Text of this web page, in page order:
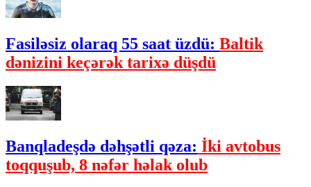
Fasiləsiz olaraq 55 saat üzdü: Baltik
dənizini keçərək tarixə düşdü
Banqladeşdə dəhşətli qəza: İki avtobus
toqquşub, 8 nəfər həlak olub